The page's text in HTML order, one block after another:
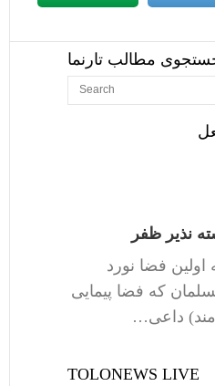
مطالب تارنما
نذیر ظفر
اولین فضا نورد
که فضا پیمایی
داعی…
TOLONEWS LIVE